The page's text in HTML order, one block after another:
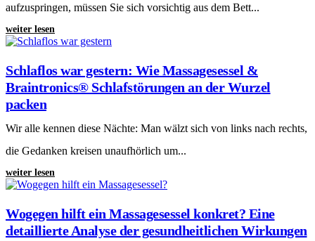
aufzuspringen, müssen Sie sich vorsichtig aus dem Bett...
weiter lesen
Schlaflos war gestern: Wie Massagesessel &
Braintronics® Schlafstörungen an der Wurzel
packen
Wir alle kennen diese Nächte: Man wälzt sich von links nach rechts,
die Gedanken kreisen unaufhörlich um...
weiter lesen
Wogegen hilft ein Massagesessel konkret? Eine
detaillierte Analyse der gesundheitlichen Wirkungen